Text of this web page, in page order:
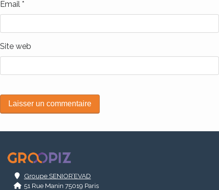
Email *
Site web
Groupe SENIOR’EVAD
51 Rue Manin 75019 Paris